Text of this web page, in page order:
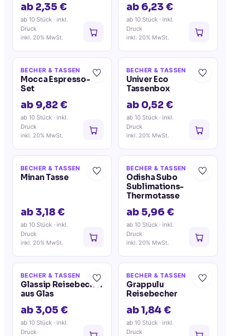
ab 2,35 €
ab 10 Stück · inkl.
Druck
inkl. 20% MwSt.
ab 6,23 €
ab 10 Stück · inkl.
Druck
inkl. 20% MwSt.
BECHER & TASSEN
Mocca Espresso-
Set
ab 9,82 €
ab 10 Stück · inkl.
Druck
inkl. 20% MwSt.
BECHER & TASSEN
Univer Eco
Tassenbox
ab 0,52 €
ab 10 Stück · inkl.
Druck
inkl. 20% MwSt.
BECHER & TASSEN
Minan Tasse
ab 3,18 €
ab 10 Stück · inkl.
Druck
inkl. 20% MwSt.
BECHER & TASSEN
Odisha Subo
Sublimations-
Thermotasse
ab 5,96 €
ab 10 Stück · inkl.
Druck
inkl. 20% MwSt.
BECHER & TASSEN
Glassip Reisebecher
aus Glas
ab 3,05 €
ab 10 Stück · inkl.
Druck
BECHER & TASSEN
Grappulu
Reisebecher
ab 1,84 €
ab 10 Stück · inkl.
Druck